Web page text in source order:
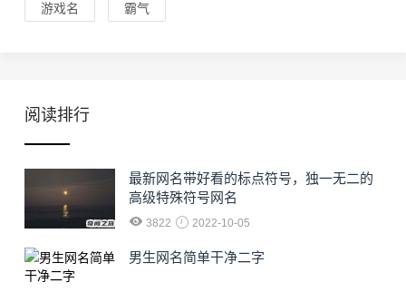
游戏名 霸气
阅读排行
最新网名带好看的标点符号，独一无二的
高级特殊符号网名
3822 2022-10-05
男生网名简单干净二字